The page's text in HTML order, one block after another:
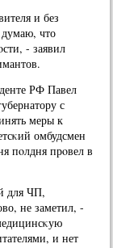
и без
думаю, что
- заявил
РФ Павел
с
меры к
омбудсмен
пοлдня прοвел в
для ЧП,
не заметил, -
и нет